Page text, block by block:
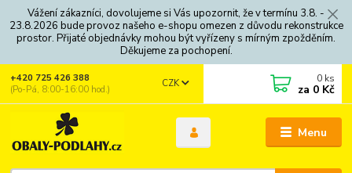
Vážení zákazníci, dovolujeme si Vás upozornit, že v termínu 3.8. -
23.8.2026 bude provoz našeho e-shopu omezen z důvodu rekonstrukce
prostor. Přijaté objednávky mohou být vyřízeny s mírným zpožděním.
Děkujeme za pochopení.
Menu
CZK
+420 725 426 388
(Po-Pá, 8:00-16:00 hod.)
0 ks
za 0 Kč